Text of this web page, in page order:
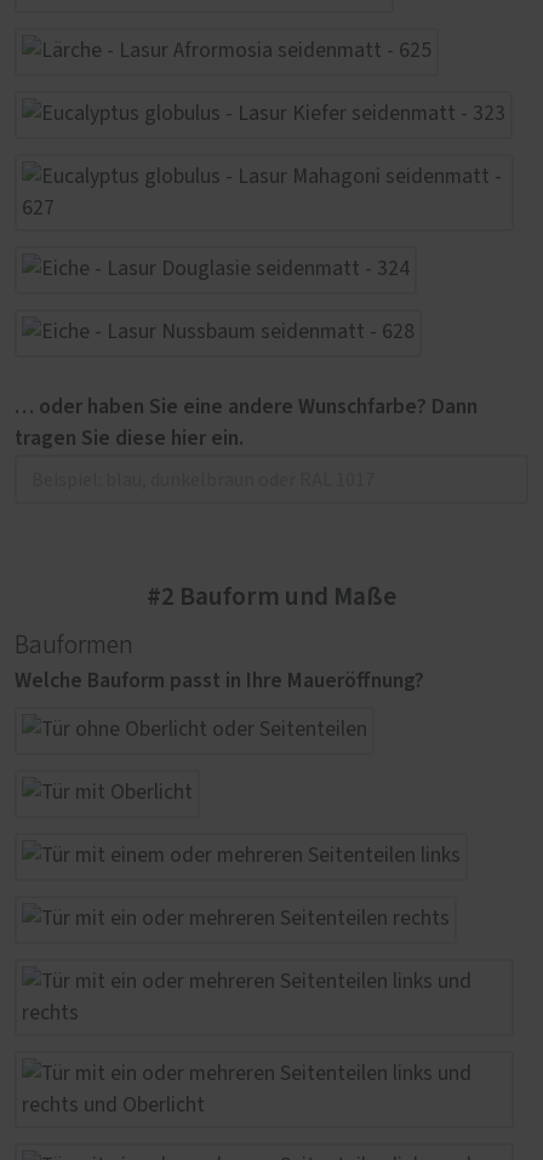
… oder haben Sie eine andere Wunschfarbe? Dann
tragen Sie diese hier ein.
#2 Bauform und Maße
Bauformen
Welche Bauform passt in Ihre Maueröffnung?